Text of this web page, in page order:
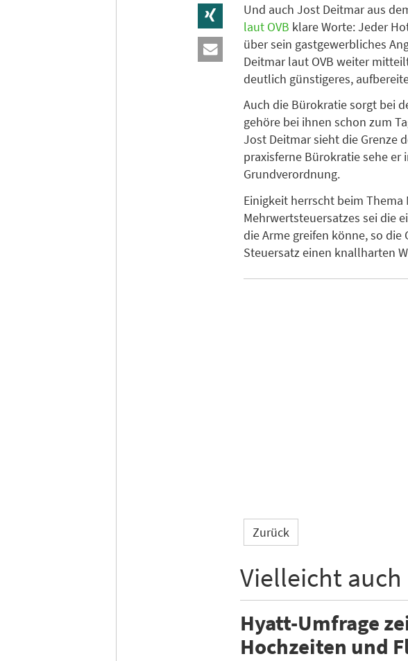
Und auch Jost Deitmar aus
laut OVB klare Worte: Jeder
über sein gastgewerbliches
Deitmar laut OVB weiter
deutlich günstigeres,
Auch die Bürokratie sorgt bei
gehöre bei ihnen schon zum
Jost Deitmar sieht die Grenze
praxisferne Bürokratie sehe
Grundverordnung.
Einigkeit herrscht beim
Mehrwertsteuersatzes sei die
die Arme greifen könne, so die
Steuersatz einen knallharten
Zurück
Vielleicht
Hyatt-Umfrage
Hochzeiten und